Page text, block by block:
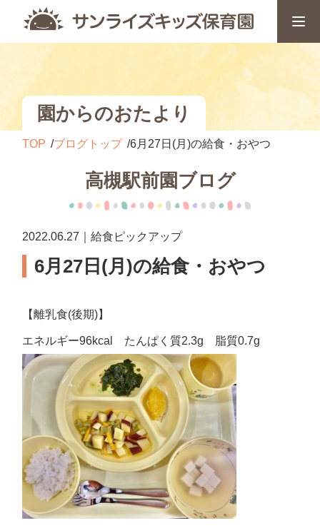
園からのおたより
TOP ブログトップ 6月27日(月)の給食・おやつ
高槻駅前園ブログ
2022.06.27｜給食ピックアップ
6月27日(月)の給食・おやつ
【離乳食(後期)】
エネルギー96kcal たんぱく質2.3g 脂質0.7g